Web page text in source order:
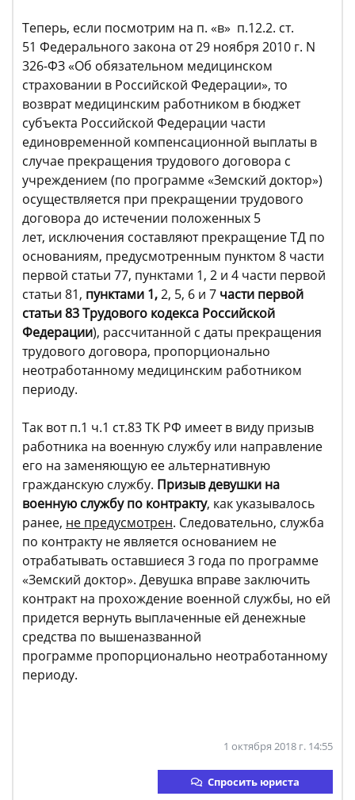
Теперь, если посмотрим на п. «в» п.12.2. ст.
51 Федерального закона от 29 ноября 2010 г. N
326-ФЗ «Об обязательном медицинском
страховании в Российской Федерации», то
возврат медицинским работником в бюджет
субъекта Российской Федерации части
единовременной компенсационной выплаты в
случае прекращения трудового договора с
учреждением (по программе «Земский доктор»)
осуществляется при прекращении трудового
договора до истечении положенных 5
лет, исключения составляют прекращение ТД по
основаниям, предусмотренным пунктом 8 части
первой статьи 77, пунктами 1, 2 и 4 части первой
статьи 81, пунктами 1,2, 5, 6 и 7 части первой
статьи 83 Трудового кодекса Российской
Федерации), рассчитанной с даты прекращения
трудового договора, пропорционально
неотработанному медицинским работником
периоду.
Так вот п.1 ч.1 ст.83 ТК РФ имеет в виду призыв
работника на военную службу или направление
его на заменяющую ее альтернативную
гражданскую службу. Призывдевушки на
военную службу по контракту, как указывалось
ранее, не предусмотрен. Следовательно, служба
по контракту не является основанием не
отрабатывать оставшиеся 3 года по программе
«Земский доктор». Девушка вправе заключить
контракт на прохождение военной службы, но ей
придется вернуть выплаченные ей денежные
средства по вышеназванной
программе пропорционально неотработанному
периоду.
1 октября 2018 г. 14:55
Спросить юриста